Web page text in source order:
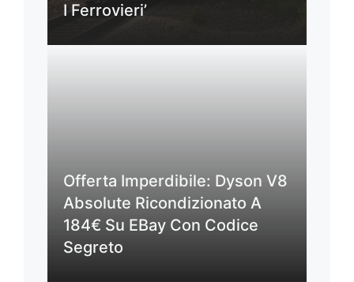
I Ferrovieri’
Offerta Imperdibile: Dyson V8
Absolute Ricondizionato A
184€ Su EBay Con Codice
Segreto